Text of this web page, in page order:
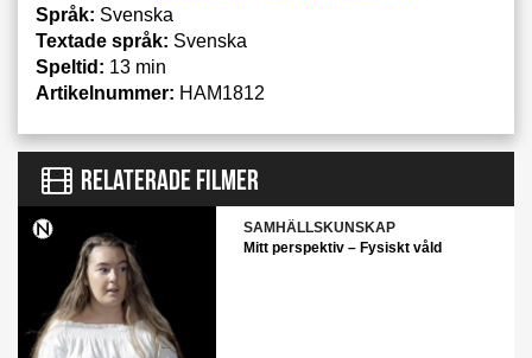
Språk: Svenska
Textade språk: Svenska
Speltid: 13 min
Artikelnummer: HAM1812
RELATERADE FILMER
SAMHÄLLSKUNSKAP
Mitt perspektiv – Fysiskt våld